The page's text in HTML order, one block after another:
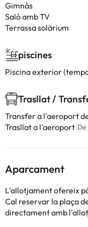
Gimnàs
Saló amb TV
Terrassa solàrium
piscines
Piscina exterior
Trasllat /
Transfer a l'aeroport
Trasllat a l'aeroport
Aparcament
L'allotjament ofereix
Cal reservar la plaça
directament amb